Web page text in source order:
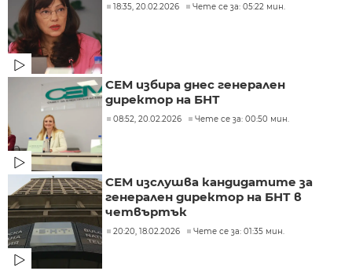
18:35, 20.02.2026 Чете се за: 05:22 мин.
СЕМ избира днес генерален
директор на БНТ
08:52, 20.02.2026 Чете се за: 00:50 мин.
СЕМ изслушва кандидатите за
генерален директор на БНТ в
четвъртък
20:20, 18.02.2026 Чете се за: 01:35 мин.